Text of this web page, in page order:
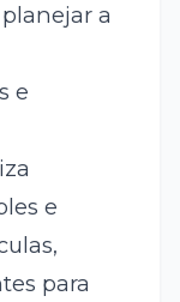
a
e
e
para